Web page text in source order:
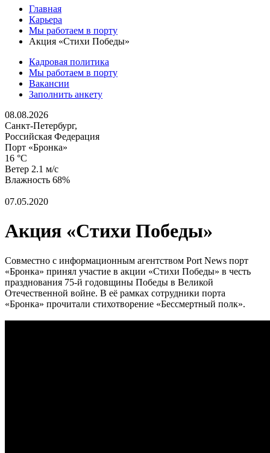
Главная
Карьера
Мы работаем в порту
Акция «Стихи Победы»
Кадровая политика
Мы работаем в порту
Вакансии
Заполнить анкету
08.08.2026
Санкт-Петербург,
Российская Федерация
Порт «Бронка»
16 °C
Ветер 2.1 м/с
Влажность 68%
07.05.2020
Акция «Стихи Победы»
Совместно с информационным агентством Port News порт
«Бронка» принял участие в акции «Стихи Победы» в честь
празднования 75-й годовщины Победы в Великой
Отечественной войне. В её рамках сотрудники порта
«Бронка» прочитали стихотворение «Бессмертный полк».